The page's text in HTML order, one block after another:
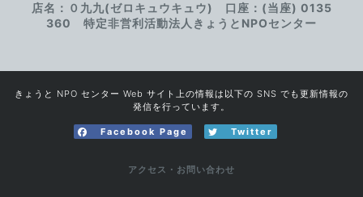
店名：０九九(ゼロキュウキュウ) 口座：(当座) 0135
360 特定非営利活動法人きょうとNPOセンター
きょうと NPO センター Web サイト上の情報は以下の SNS でも更新情報の
発信を行っています。
Facebook Page Twitter
アクセス・お問い合わせ